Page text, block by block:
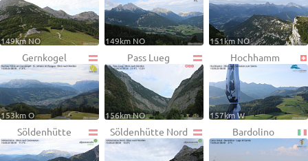
149km NO 149km NO 151km NO
Gernkogel
153km O
Pass Lueg
156km NO
Hochhamm
157km W
Söldenhütte Söldenhütte Nord Bardolino